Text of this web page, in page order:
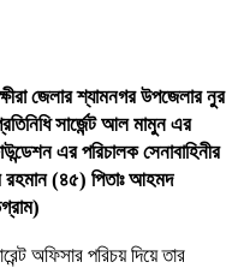
জেলার শ্যামনগর উপজেলার নুর
সার্জেন্ট আল মামুন এর
এর পরিচালক সেনাবাহিনীর
রহমান (৪৫) পিতাঃ আহমদ
অফিসার পরিচয় দিয়ে তার